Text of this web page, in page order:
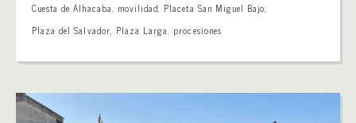
Cuesta de Alhacaba, movilidad, Placeta San Miguel Bajo,
Plaza del Salvador, Plaza Larga, procesiones